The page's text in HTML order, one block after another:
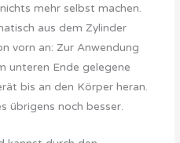
mehr selbst machen.
aus dem Zylinder
vorn an: Zur Anwendung
unteren Ende gelegene
bis an den Körper heran.
übrigens noch besser.